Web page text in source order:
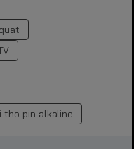
thọ pin alkaline